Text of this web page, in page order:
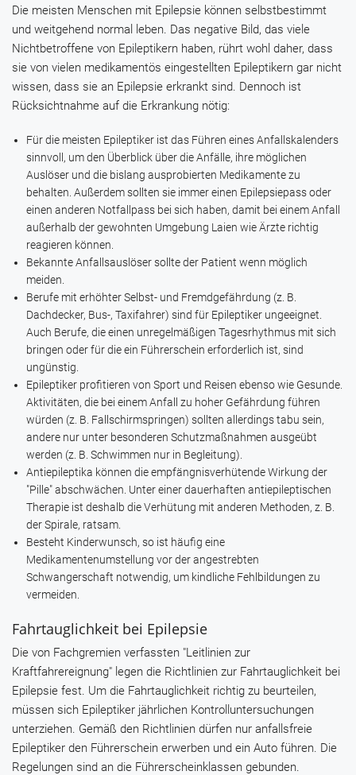
Die meisten Menschen mit Epilepsie können selbstbestimmt
und weitgehend normal leben. Das negative Bild, das viele
Nichtbetroffene von Epileptikern haben, rührt wohl daher, dass
sie von vielen medikamentös eingestellten Epileptikern gar nicht
wissen, dass sie an Epilepsie erkrankt sind. Dennoch ist
Rücksichtnahme auf die Erkrankung nötig:
Für die meisten Epileptiker ist das Führen einesAnfallskalenders
sinnvoll, um den Überblick über die Anfälle, ihre möglichen
Auslöser und die bislang ausprobierten Medikamente zu
behalten. Außerdem sollten sie immer einen Epilepsiepassoder
einen anderen Notfallpass bei sich haben, damit bei einem Anfall
außerhalb der gewohnten Umgebung Laien wie Ärzte richtig
reagieren können.
Bekannte Anfallsauslöser sollte der Patient wenn möglich
meiden.
Berufe mit erhöhter Selbst- und Fremdgefährdung (z. B.
Dachdecker, Bus-, Taxifahrer) sind für Epileptiker ungeeignet.
Auch Berufe, die einen unregelmäßigen Tagesrhythmus mit sich
bringen oder für die ein Führerschein erforderlich ist, sind
ungünstig.
Epileptiker profitieren von Sport und Reisen ebenso wie Gesunde.
Aktivitäten, die bei einem Anfall zu hoher Gefährdung führen
würden (z. B. Fallschirmspringen) sollten allerdings tabu sein,
andere nur unter besonderen Schutzmaßnahmen ausgeübt
werden (z. B. Schwimmen nur in Begleitung).
Antiepileptika können die empfängnisverhütende Wirkung der
"Pille" abschwächen. Unter einer dauerhaften antiepileptischen
Therapie ist deshalb die Verhütung mit anderen Methoden, z. B.
der Spirale, ratsam.
Besteht Kinderwunsch, so ist häufig eine
Medikamentenumstellung vor der angestrebten
Schwangerschaft notwendig, um kindliche Fehlbildungen zu
vermeiden.
Fahrtauglichkeit bei Epilepsie
Die von Fachgremien verfassten "Leitlinien zur
Kraftfahrereignung" legen die Richtlinien zur Fahrtauglichkeit bei
Epilepsie fest. Um die Fahrtauglichkeit richtig zu beurteilen,
müssen sich Epileptiker jährlichen Kontrolluntersuchungen
unterziehen. Gemäß den Richtlinien dürfen nur anfallsfreie
Epileptiker den Führerschein erwerben und ein Auto führen. Die
Regelungen sind an die Führerscheinklassen gebunden.